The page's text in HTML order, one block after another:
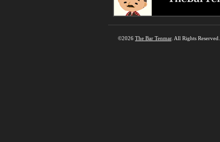
©2026 The Bar Tenmar. All Rights Reserved.